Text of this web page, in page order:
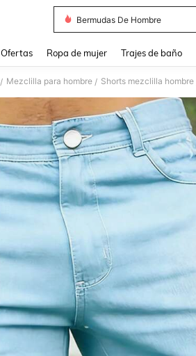
Bermudas De Hombre
Ofertas Ropa de mujer Trajes de baño
/ Mezclilla para hombre / Shorts mezclilla hombre